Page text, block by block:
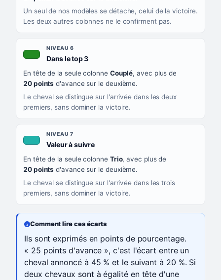
Un seul de nos modèles se détache, celui de la victoire.
Les deux autres colonnes ne le confirment pas.
NIVEAU 6
Dans le top 3, couleur verte
En tête de la seule colonne Couplé, avec plus de
20 points d'avance sur le deuxième.
Le cheval se distingue sur l'arrivée dans les deux
premiers, sans dominer la victoire.
NIVEAU 7
Valeur à suivre, couleur turquoise
En tête de la seule colonne Trio, avec plus de
20 points d'avance sur le deuxième.
Le cheval se distingue sur l'arrivée dans les trois
premiers, sans dominer la victoire.
Comment lire ces écarts
Ils sont exprimés en points de pourcentage.
« 25 points d'avance », c'est l'écart entre un
cheval annoncé à 45 % et le suivant à 20 %. Si
deux chevaux sont à égalité en tête d'une